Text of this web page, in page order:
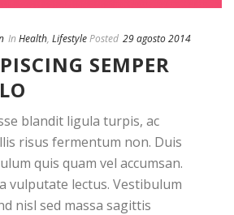
In Health, LifestylePosted 29 agosto 2014
SEMPER
blandit ligula turpis, ac
risus fermentum non. Duis
quis quam vel accumsan.
vulputate lectus. Vestibulum
nisl sed massa sagittis